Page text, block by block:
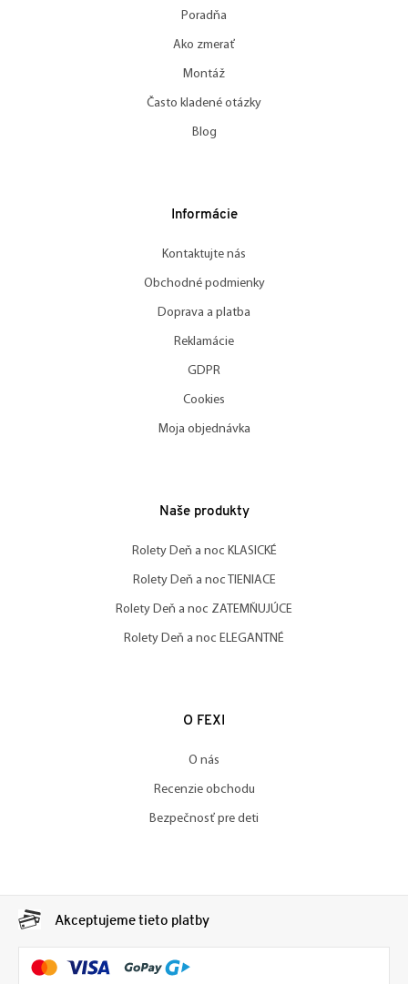
Poradňa
Ako zmerať
Montáž
Často kladené otázky
Blog
Informácie
Kontaktujte nás
Obchodné podmienky
Doprava a platba
Reklamácie
GDPR
Cookies
Moja objednávka
Naše produkty
Rolety Deň a noc KLASICKÉ
Rolety Deň a noc TIENIACE
Rolety Deň a noc ZATEMŇUJÚCE
Rolety Deň a noc ELEGANTNÉ
O FEXI
O nás
Recenzie obchodu
Bezpečnosť pre deti
Akceptujeme tieto platby